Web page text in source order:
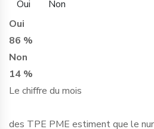
Oui
Non
Oui
86 %
Non
14 %
Le chiffre du mois
des TPE PME estiment que le